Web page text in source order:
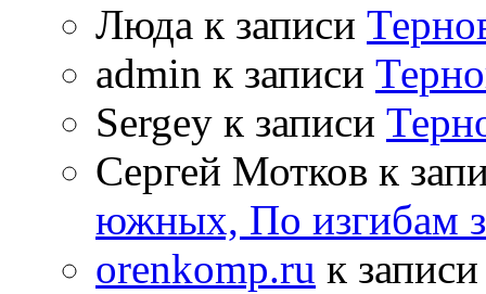
Люда к записи
admin к записи
Sergey к записи
Сергей Мотков к
южных, По изгибам
orenkomp.ru к